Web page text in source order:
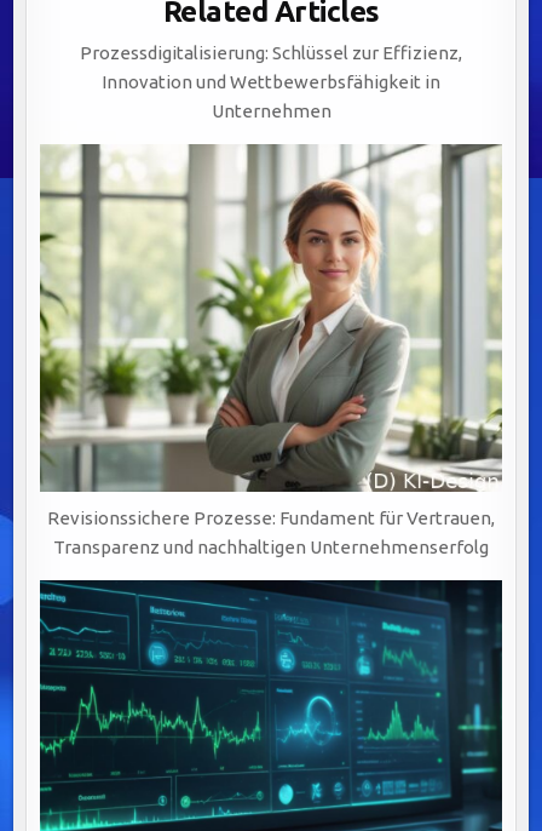
BALANCE
ZWISCHEN
INNOVATION
UND
ÖFFENTLICHER
SICHERHEIT.
Related Articles
Prozessdigitalisierung: Schlüssel zur Effizienz,
Innovation und Wettbewerbsfähigkeit in
Unternehmen
Revisionssichere Prozesse: Fundament für Vertrauen,
Transparenz und nachhaltigen Unternehmenserfolg